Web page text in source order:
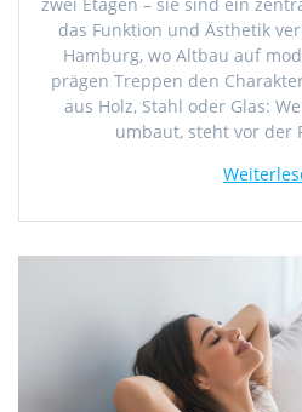
das Funktion und Ästhetik
Hamburg, wo Altbau auf
prägen Treppen den
aus Holz, Stahl oder Glas:
umbaut, steht vor der